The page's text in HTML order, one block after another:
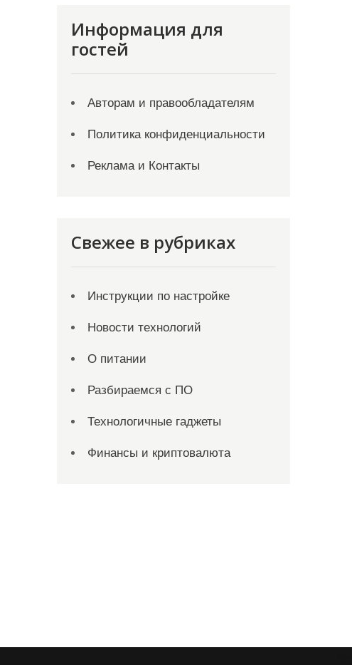
Информация для
гостей
Авторам и правообладателям
Политика конфиденциальности
Реклама и Контакты
Свежее в рубриках
Инструкции по настройке
Новости технологий
О питании
Разбираемся с ПО
Технологичные гаджеты
Финансы и криптовалюта